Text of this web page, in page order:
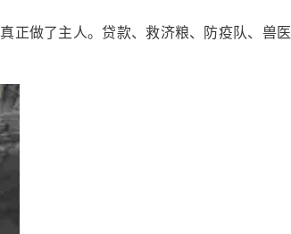
正做了主人。贷款、救济粮、防疫队、兽医